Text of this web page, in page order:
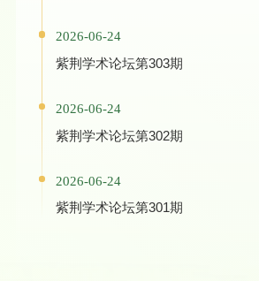
2026-06-24
紫荆学术论坛第303期
2026-06-24
紫荆学术论坛第302期
2026-06-24
紫荆学术论坛第301期